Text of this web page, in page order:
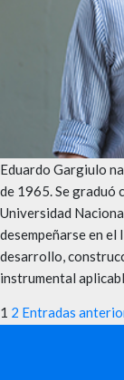
Eduardo Gargiulo
de 1965. Se graduó
Universidad
desempeñarse en
desarrollo,
instrumental
Paginación
1 2 Entradas